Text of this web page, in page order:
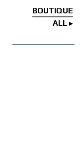
BOUTIQUE
ALL